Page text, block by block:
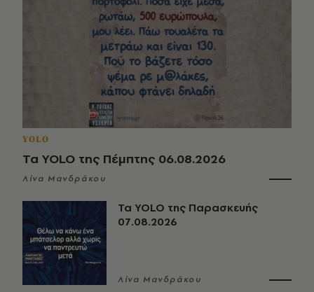
YOLO
Τα YOLO της Πέμπτης 06.08.2026
Λίνα Μανδράκου
Τα YOLO της Παρασκευής
07.08.2026
Λίνα Μανδράκου